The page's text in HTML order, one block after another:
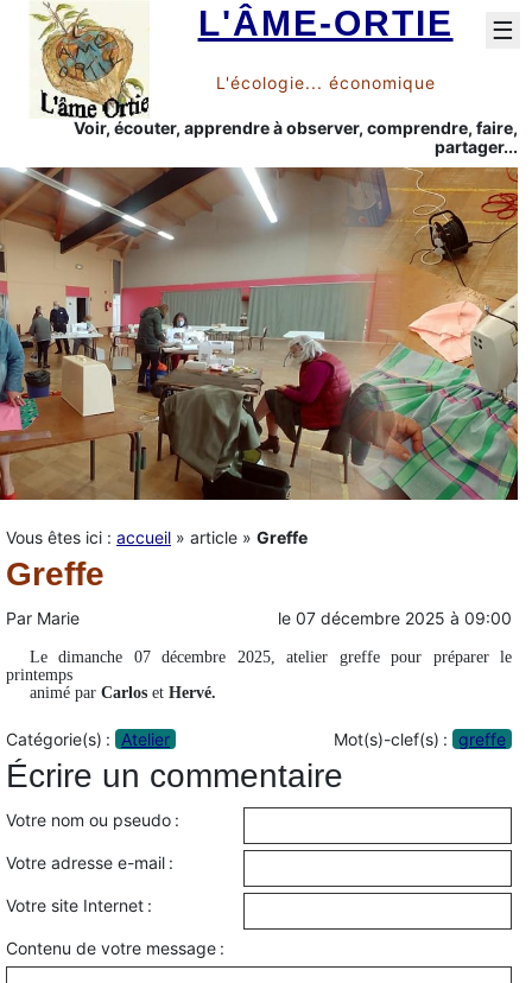
L'ÂME-ORTIE
L'écologie... économique
Voir, écouter, apprendre à observer, comprendre, faire,
partager...
☰
Vous êtes ici : accueil » article » Greffe
Greffe
Par Marie le 07 décembre 2025 à 09:00
Le dimanche 07 décembre 2025, atelier greffe pour préparer le
printemps
animé par Carlos et Hervé.
Catégorie(s) : Atelier Mot(s)-clef(s) : greffe
Écrire un commentaire
Votre nom ou pseudo :
Votre adresse e-mail :
Votre site Internet :
Contenu de votre message :